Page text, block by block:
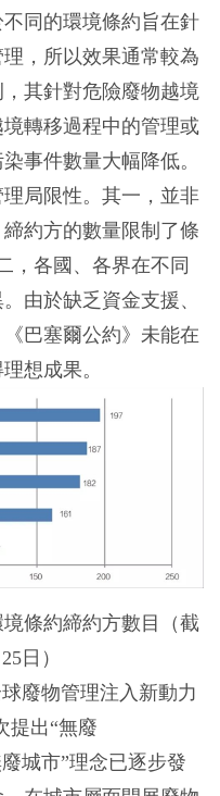
同的環境條約旨在針
，所以效果通常較為
其針對危險廢物越境
轉移過程中的管理或
事件數量大幅降低。
局限性。其一，並非
約方的數量限制了條
，各國、各界在不同
由於缺乏資金支援、
巴塞爾公約》未能在
想成果。
條約締約方數目（截
日）
廢物管理注入新動力
出“無廢
廢城市”理念已逐步發